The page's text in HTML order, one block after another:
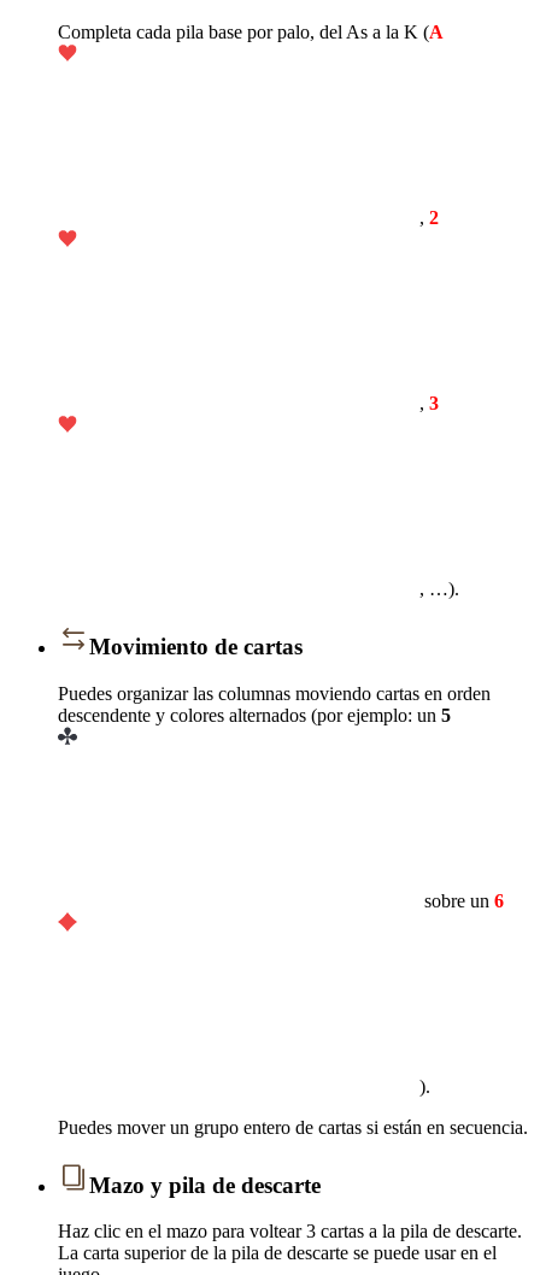
Completa cada pila base por palo, del As a la K (A
, 2
, 3
, …).
Movimiento de cartas
Puedes organizar las columnas moviendo cartas en orden
descendente y colores alternados (por ejemplo: un 5
sobre un 6
).
Puedes mover un grupo entero de cartas si están en secuencia.
Mazo y pila de descarte
Haz clic en el mazo para voltear 3 cartas a la pila de descarte.
La carta superior de la pila de descarte se puede usar en el